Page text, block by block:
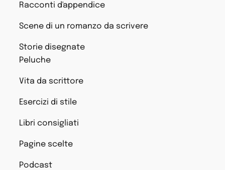
Racconti d'appendice
Scene di un romanzo da scrivere
Storie disegnate
Peluche
Vita da scrittore
Esercizi di stile
Libri consigliati
Pagine scelte
Podcast